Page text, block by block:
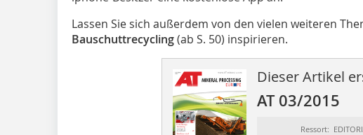
Lassen Sie sich außerdem von den vielen weiteren
Bauschutt­recycling(ab S. 50) inspirieren.
Dieser Artikel
AT 03/2015
Ressort: